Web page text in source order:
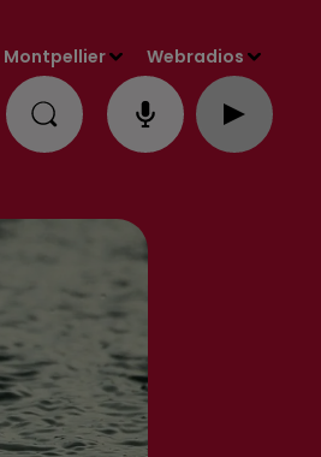
Montpellier Webradios